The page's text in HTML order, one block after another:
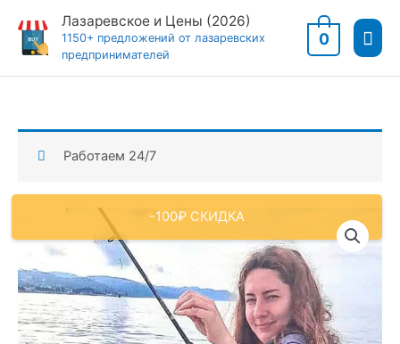
содержимому
Лазаревское и Цены (2026)
1150+ предложений от лазаревских
предпринимателей
0
Работаем 24/7
-100₽ СКИДКА